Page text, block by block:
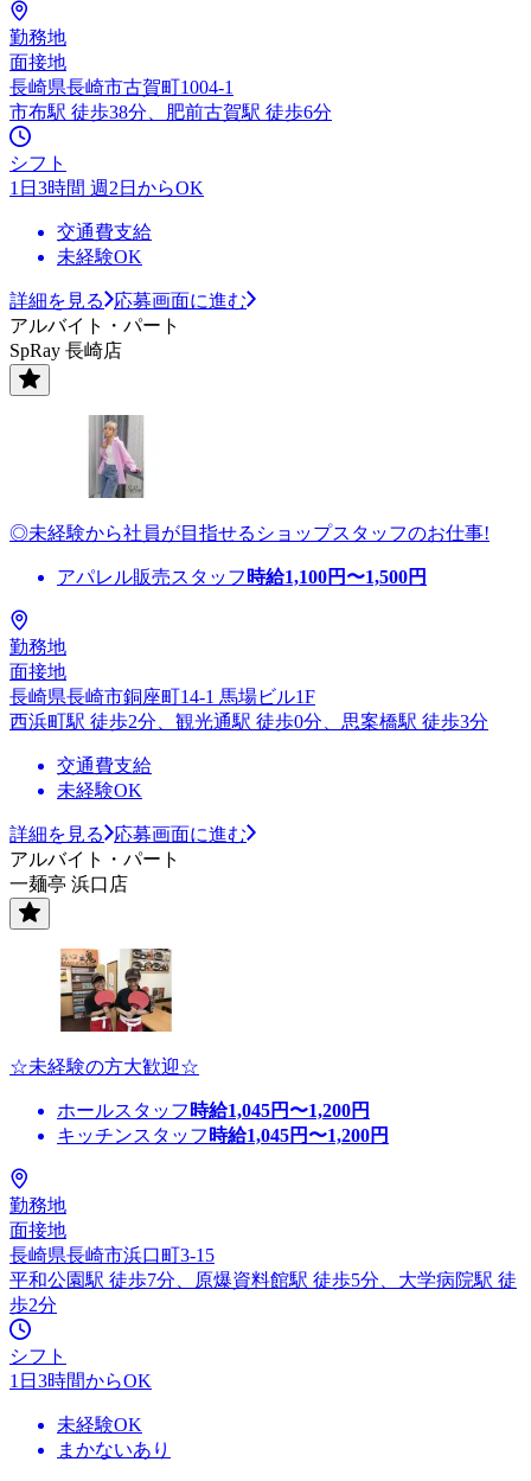
勤務地
面接地
長崎県長崎市古賀町1004-1
市布駅 徒歩38分、肥前古賀駅 徒歩6分
シフト
1日3時間 週2日からOK
交通費支給
未経験OK
詳細を見る
応募画面に進む
アルバイト・パート
SpRay 長崎店
◎未経験から社員が目指せるショップスタッフのお仕事!
アパレル販売スタッフ 時給1,100円〜1,500円
勤務地
面接地
長崎県長崎市銅座町14-1 馬場ビル1F
西浜町駅 徒歩2分、観光通駅 徒歩0分、思案橋駅 徒歩3分
交通費支給
未経験OK
詳細を見る
応募画面に進む
アルバイト・パート
一麺亭 浜口店
☆未経験の方大歓迎☆
ホールスタッフ 時給1,045円〜1,200円
キッチンスタッフ 時給1,045円〜1,200円
勤務地
面接地
長崎県長崎市浜口町3-15
平和公園駅 徒歩7分、原爆資料館駅 徒歩5分、大学病院駅 徒
歩2分
シフト
1日3時間からOK
未経験OK
まかないあり